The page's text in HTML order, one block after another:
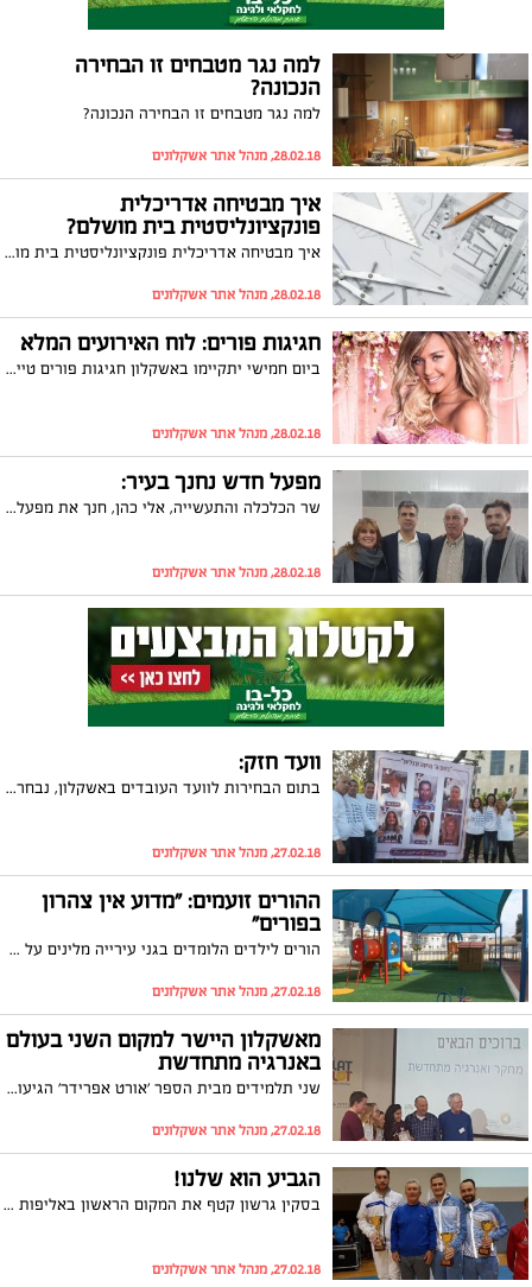
למה נגר מטבחים זו הבחירה
הנכונה?
למה נגר מטבחים זו הבחירה הנכונה?
28.02.18, מנהל אתר אשקלונים
איך מבטיחה אדריכלית
פונקציונליסטית בית מושלם?
איך מבטיחה אדריכלית פונקציונליסטית בית מושלם?
28.02.18, מנהל אתר אשקלונים
חגיגות פורים: לוח האירועים המלא
ביום חמישי יתקיימו באשקלון חגיגות פורים טיילת בר כוכבא. על הבמה המרכזית יופיעו עדן בן זקן, נועה קירל, אביאור מלסה, דוד חיים וקופיקו. בנוסף, יקשטו את הטיילת מופעי קרקס אווירי עוצרי נשימה, להטוטנים ואקרובטים, מתחמי צילום חווייתיים ועוד. לוח הזמנים המפורט
28.02.18, מנהל אתר אשקלונים
מפעל חדש נחנך בעיר:
שר הכלכלה והתעשייה, אלי כהן, חנך את מפעל "דלי פיש" החדש באשקלון, אשר מחצית מעובדיו הנם עובדים עם מוגבלות
28.02.18, מנהל אתר אשקלונים
וועד חזק:
בתום הבחירות לוועד העובדים באשקלון, נבחר ברוב קולות הצוות המכהן בראשותו של ארמו וקנין. וקנין: "תודה לכל אחד ואחת מכם על האמון המחודש"
27.02.18, מנהל אתר אשקלונים
ההורים זועמים: "מדוע אין צהרון
בפורים"
הורים לילדים הלומדים בגני עירייה מלינים על כך שהיום (שלישי) יסתיימו הלימודים בשעה 12:00 וילדי הגנים לא יהנו מצהרון גם ביום רביעי כמו בבתי הספר. "איך מיום אחד הפך פורים לשלושה וחצי ימי חופשה, מי ישלם לנו על הימים האלו"
27.02.18, מנהל אתר אשקלונים
מאשקלון היישר למקום השני בעולם
באנרגיה מתחדשת
שני תלמידים מבית הספר 'אורט אפרידר' הגיעו למקום השני בתחרות נוער בינלאומית בזכות מיזם שהמציאו - לשדרוג קוצב הלב והמוח
27.02.18, מנהל אתר אשקלונים
הגביע הוא שלנו!
בסקין גרשון קטף את המקום הראשון באליפות גביע העולם ומדורג כעת במקום ה-63 העולמי; לב אברבוך ופיזנברג יעקב הגיעו למקום השלישי
27.02.18, מנהל אתר אשקלונים